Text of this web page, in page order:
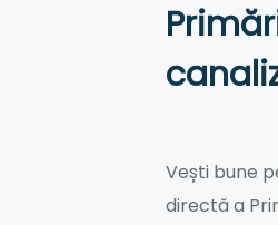
Vești bune
directă a